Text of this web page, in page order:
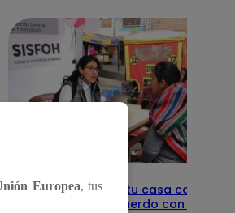
detalles
Revisa con tu DNI si tu casa califica
como pobre, de acuerdo con el Sisfoh
Europea, tus